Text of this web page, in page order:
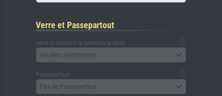
Verre et Passepartout
verre (y compris le panneau arrière)
Veuillez sélectionner
Passepartout
Pas de Passepartout